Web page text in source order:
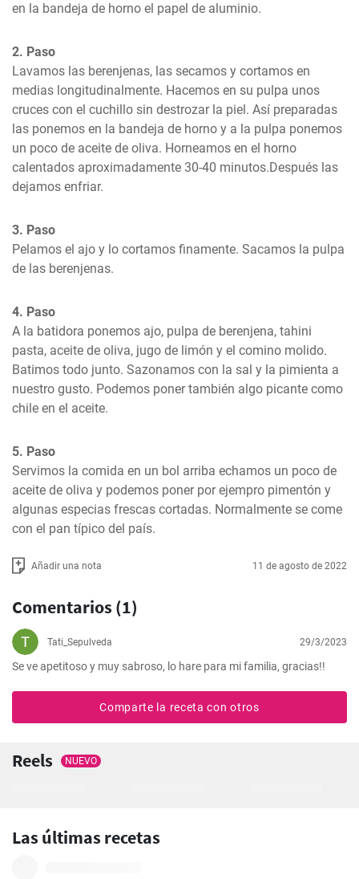
en la bandeja de horno el papel de aluminio.
2. Paso
Lavamos las berenjenas, las secamos y cortamos en
medias longitudinalmente. Hacemos en su pulpa unos
cruces con el cuchillo sin destrozar la piel. Así preparadas
las ponemos en la bandeja de horno y a la pulpa ponemos
un poco de aceite de oliva. Horneamos en el horno
calentados aproximadamente 30-40 minutos.Después las
dejamos enfriar.
3. Paso
Pelamos el ajo y lo cortamos finamente. Sacamos la pulpa
de las berenjenas.
4. Paso
A la batidora ponemos ajo, pulpa de berenjena, tahini
pasta, aceite de oliva, jugo de limón y el comino molido.
Batimos todo junto. Sazonamos con la sal y la pimienta a
nuestro gusto. Podemos poner también algo picante como
chile en el aceite.
5. Paso
Servimos la comida en un bol arriba echamos un poco de
aceite de oliva y podemos poner por ejempro pimentón y
algunas especias frescas cortadas. Normalmente se come
con el pan típico del país.
Añadir una nota 11 de agosto de 2022
Comentarios (1)
Tati_Sepulveda 29/3/2023
Se ve apetitoso y muy sabroso, lo hare para mi familia, gracias!!
Comparte la receta con otros
Reels NUEVO
Las últimas recetas